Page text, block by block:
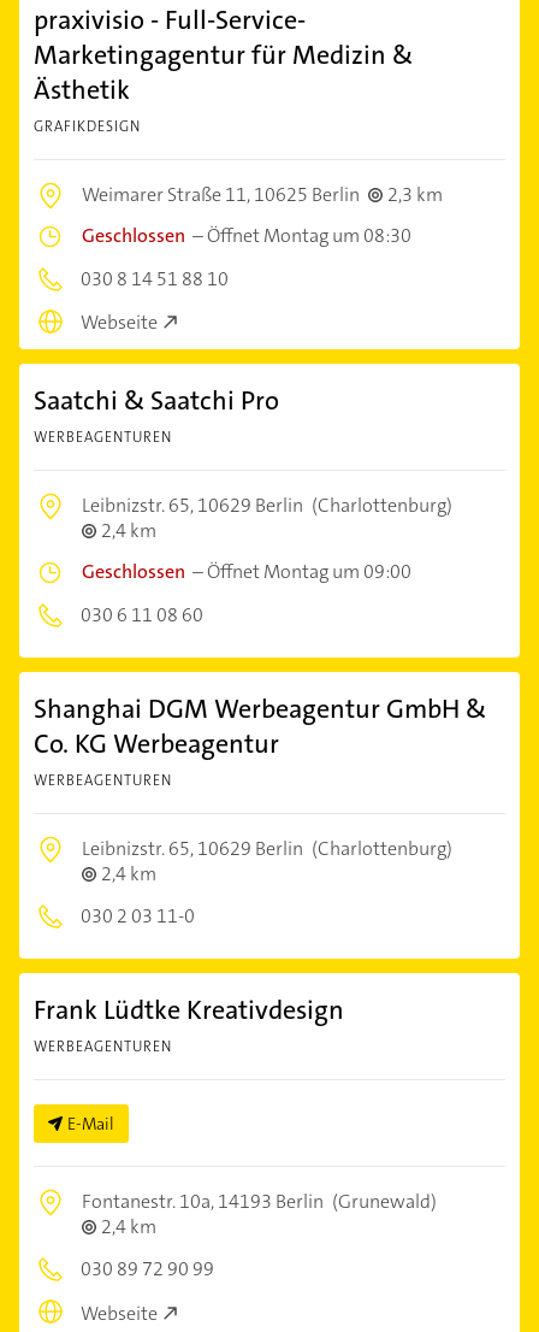
praxivisio - Full-Service-
Marketingagentur für Medizin &
Ästhetik
GRAFIKDESIGN
Weimarer Straße 11,10625 Berlin
2,3 km
Geschlossen –Öffnet Montag um 08:30
030 8 14 51 88 10
Webseite
Saatchi & Saatchi Pro
WERBEAGENTUREN
Leibnizstr. 65,10629 Berlin (Charlottenburg)
2,4 km
Geschlossen –Öffnet Montag um 09:00
030 6 11 08 60
Shanghai DGM Werbeagentur GmbH &
Co. KG Werbeagentur
WERBEAGENTUREN
Leibnizstr. 65,10629 Berlin (Charlottenburg)
2,4 km
030 2 03 11-0
Frank Lüdtke Kreativdesign
WERBEAGENTUREN
E-Mail
Fontanestr. 10a,14193 Berlin (Grunewald)
2,4 km
030 89 72 90 99
Webseite